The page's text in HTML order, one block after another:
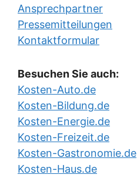
Ansprechpartner
Pressemitteilungen
Kontaktformular
Besuchen Sie auch:
Kosten-Auto.de
Kosten-Bildung.de
Kosten-Energie.de
Kosten-Freizeit.de
Kosten-Gastronomie.de
Kosten-Haus.de